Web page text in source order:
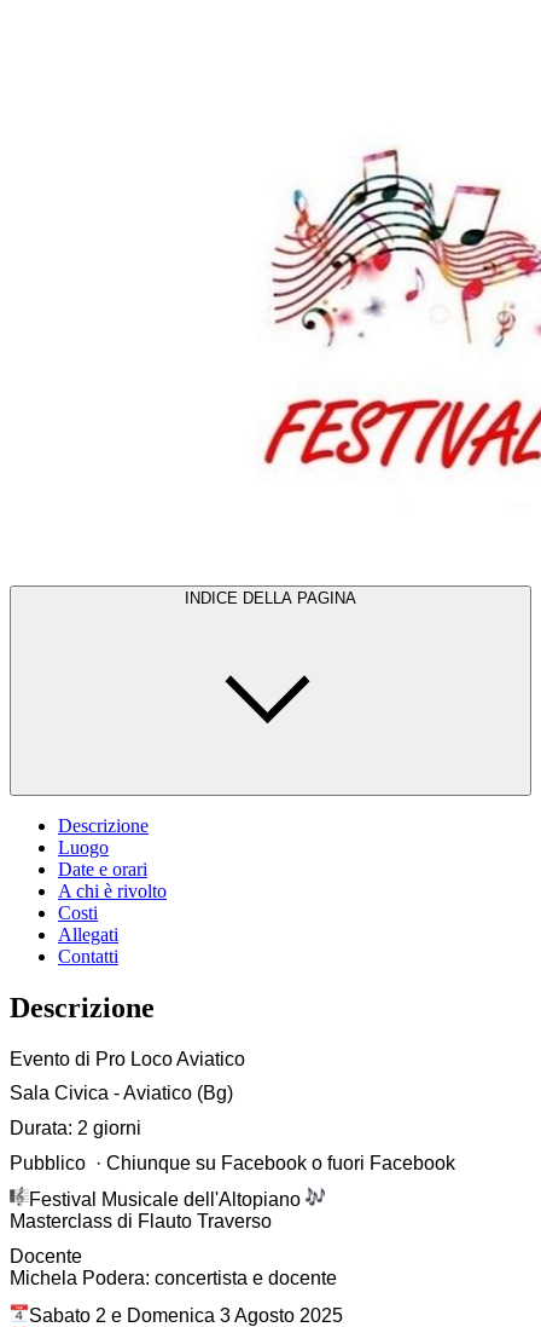
INDICE DELLA PAGINA
Descrizione
Luogo
Date e orari
A chi è rivolto
Costi
Allegati
Contatti
Descrizione
Evento di Pro Loco Aviatico
Sala Civica - Aviatico (Bg)
Durata: 2 giorni
Pubblico · Chiunque su Facebook o fuori Facebook
Festival Musicale dell'Altopiano
Masterclass di Flauto Traverso
Docente
Michela Podera: concertista e docente
Sabato 2 e Domenica 3 Agosto 2025